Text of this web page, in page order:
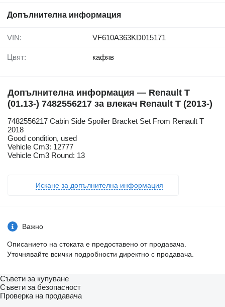
Допълнителна информация
VIN: VF610A363KD015171
Цвят: кафяв
Допълнителна информация — Renault T
(01.13-) 7482556217 за влекач Renault T (2013-)
7482556217 Cabin Side Spoiler Bracket Set From Renault T
2018
Good condition, used
Vehicle Cm3: 12777
Vehicle Cm3 Round: 13
Искане за допълнителна информация
Важно
Описанието на стоката е предоставено от продавача.
Уточнявайте всички подробности директно с продавача.
Съвети за купуване
Съвети за безопасност
Проверка на продавача